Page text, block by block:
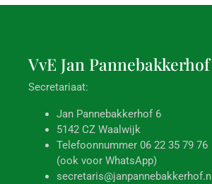
VvE Jan Pannebakkerhof
Secretariaat:
Jan Pannebakkerhof 6
5142 CZ Waalwijk
Telefoonnummer 06 22 35 79 76
(ook voor WhatsApp)
secretaris@janpannebakkerhof.nl